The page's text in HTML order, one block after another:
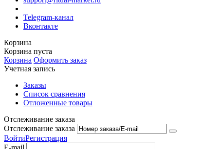
Telegram-канал
Вконтакте
Корзина
Корзина пуста
Корзина Оформить заказ
Учетная запись
Заказы
Список сравнения
Отложенные товары
Отслеживание заказа
Отслеживание заказа
ВойтиРегистрация